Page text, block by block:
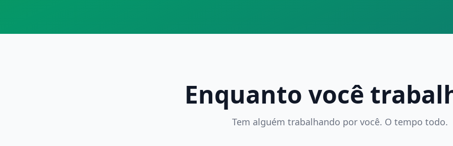
Enquanto você
Tem alguém trabalhando por você. O tempo todo.